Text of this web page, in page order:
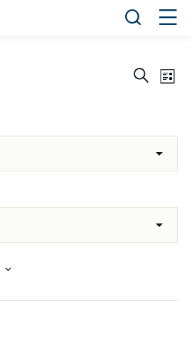
Öppna
Sök List